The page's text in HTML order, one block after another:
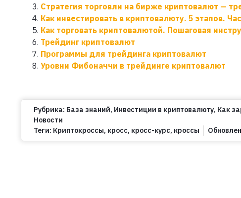
Стратегия торговли на бирже криптовалют —
Как инвестировать в криптовалюту. 5 этапов.
Как торговать криптовалютой. Пошаговая
Трейдинг криптовалют
Программы для трейдинга криптовалют
Уровни Фибоначчи в трейдинге криптовалют
Рубрика: База знаний, Инвестиции в криптовалюту, ‎Как
Новости
Теги: Криптокроссы, кросс, кросс-курс, кроссы